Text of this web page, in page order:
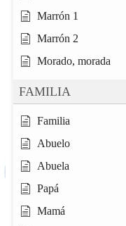
Marrón 1
Marrón 2
Morado, morada
FAMILIA
Familia
Abuelo
Abuela
Papá
Mamá